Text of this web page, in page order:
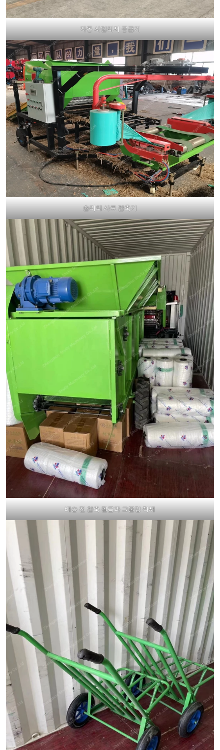
자동 사일리지 공급기
슐리의 사료 압축기
배송 전 압축 필름과 그물망 적재